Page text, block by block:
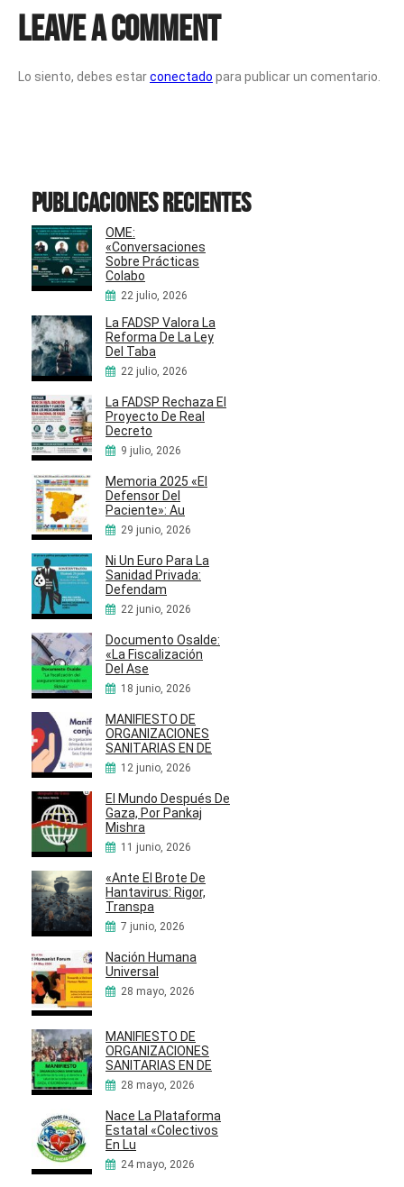
Leave a Comment
Lo siento, debes estarconectado para publicar un comentario.
Publicaciones recientes
OME:
«Conversaciones
Sobre Prácticas
Colabo
22 julio, 2026
La FADSP Valora La
Reforma De La Ley
Del Taba
22 julio, 2026
La FADSP Rechaza El
Proyecto De Real
Decreto
9 julio, 2026
Memoria 2025 «El
Defensor Del
Paciente»: Au
29 junio, 2026
Ni Un Euro Para La
Sanidad Privada:
Defendam
22 junio, 2026
Documento Osalde:
«La Fiscalización
Del Ase
18 junio, 2026
MANIFIESTO DE
ORGANIZACIONES
SANITARIAS EN DE
12 junio, 2026
El Mundo Después De
Gaza, Por Pankaj
Mishra
11 junio, 2026
«Ante El Brote De
Hantavirus: Rigor,
Transpa
7 junio, 2026
Nación Humana
Universal
28 mayo, 2026
MANIFIESTO DE
ORGANIZACIONES
SANITARIAS EN DE
28 mayo, 2026
Nace La Plataforma
Estatal «Colectivos
En Lu
24 mayo, 2026